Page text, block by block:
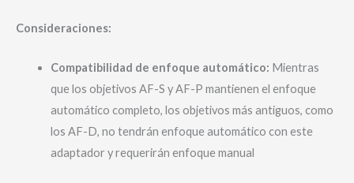
Consideraciones:
Compatibilidad de enfoque automático: Mientras
que los objetivos AF-S y AF-P mantienen el enfoque
automático completo, los objetivos más antiguos, como
los AF-D, no tendrán enfoque automático con este
adaptador y requerirán enfoque manual